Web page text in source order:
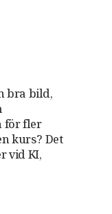
bra bild,
för fler
kurs? Det
vid KI,